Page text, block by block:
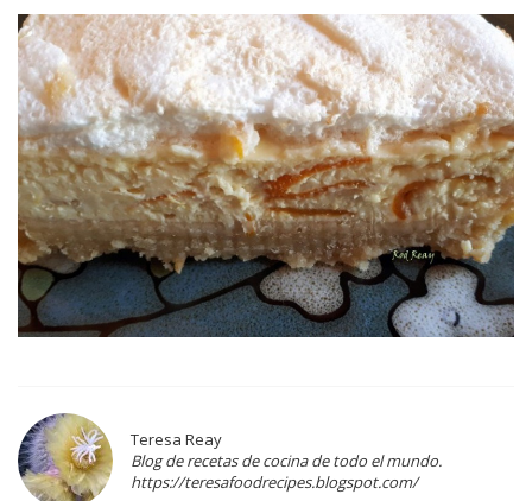
Teresa Reay
Blog de recetas de cocina de todo el mundo.
https://teresafoodrecipes.blogspot.com/